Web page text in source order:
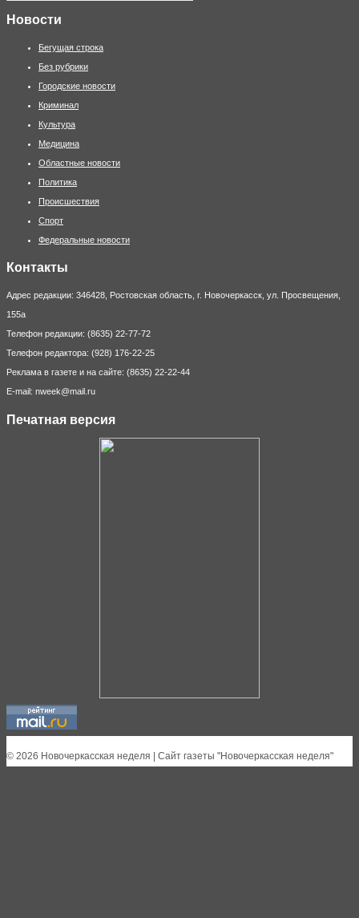
Новости
Бегущая строка
Без рубрики
Городские новости
Криминал
Культура
Медицина
Областные новости
Политика
Происшествия
Спорт
Федеральные новости
Контакты
Адрес редакции: 346428, Ростовская область, г. Новочеркасск, ул. Просвещения,
155а
Телефон редакции: (8635) 22-77-72
Телефон редактора: (928) 176-22-25
Реклама в газете и на сайте: (8635) 22-22-44
E-mail: nweek@mail.ru
Печатная версия
© 2026 Новочеркасская неделя | Сайт газеты "Новочеркасская неделя"